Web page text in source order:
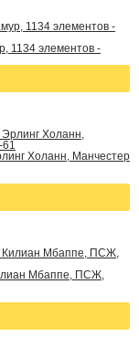
1134 элементов -
Холанн, Манчестер
Мбаппе, ПСЖ,